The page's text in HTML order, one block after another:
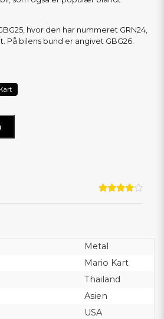
hvor den har nummeret GRN24,
På bilens bund er angivet GBG26.
Metal
Mario Kart
Thailand
Asien
USA